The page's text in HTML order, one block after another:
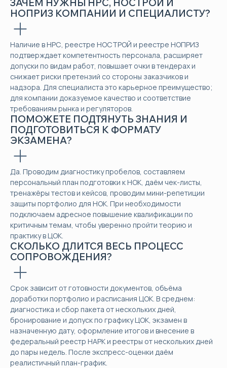
ЗАЧЕМ НУЖНЫ НРС, НОСТРОЙ И
НОПРИЗ КОМПАНИИ И СПЕЦИАЛИСТУ?
Наличие в НРС, реестре НОСТРОЙ и реестре НОПРИЗ
подтверждает компетентность персонала, расширяет
допуски по видам работ, повышает очки в тендерах и
снижает риски претензий со стороны заказчиков и
надзора. Для специалиста это карьерное преимущество;
для компании доказуемое качество и соответствие
требованиям рынка и регуляторов.
ПОМОЖЕТЕ ПОДТЯНУТЬ ЗНАНИЯ И
ПОДГОТОВИТЬСЯ К ФОРМАТУ
ЭКЗАМЕНА?
Да. Проводим диагностику пробелов, составляем
персональный план подготовки к НОК, даём чек-листы,
тренажёры тестов и кейсов, проводим мини-репетиции
защиты портфолио для НОК. При необходимости
подключаем адресное повышение квалификации по
критичным темам, чтобы уверенно пройти теорию и
практику в ЦОК.
СКОЛЬКО ДЛИТСЯ ВЕСЬ ПРОЦЕСС
СОПРОВОЖДЕНИЯ?
Срок зависит от готовности документов, объёма
доработки портфолио и расписания ЦОК. В среднем:
диагностика и сбор пакета от нескольких дней,
бронирование и допуск по графику ЦОК, экзамен в
назначенную дату, оформление итогов и внесение в
федеральный реестр НАРК и реестры от нескольких дней
до пары недель. После экспресс-оценки даём
реалистичный план-график.